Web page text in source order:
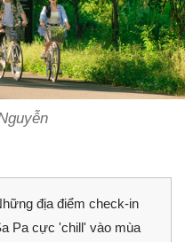
địa điểm check-in
Pa cực 'chill' vào mùa